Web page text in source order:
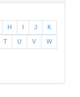
H I J K
T U V W